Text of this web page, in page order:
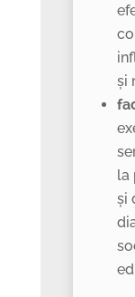
și
la
și